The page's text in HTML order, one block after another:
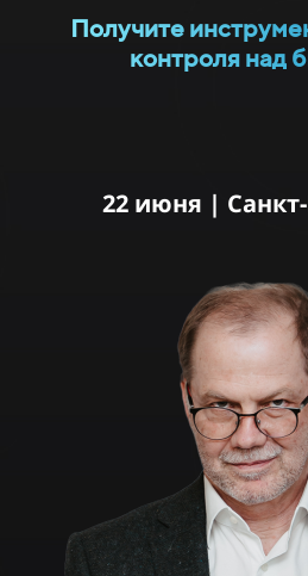
Получите
контроля над
22 июня |